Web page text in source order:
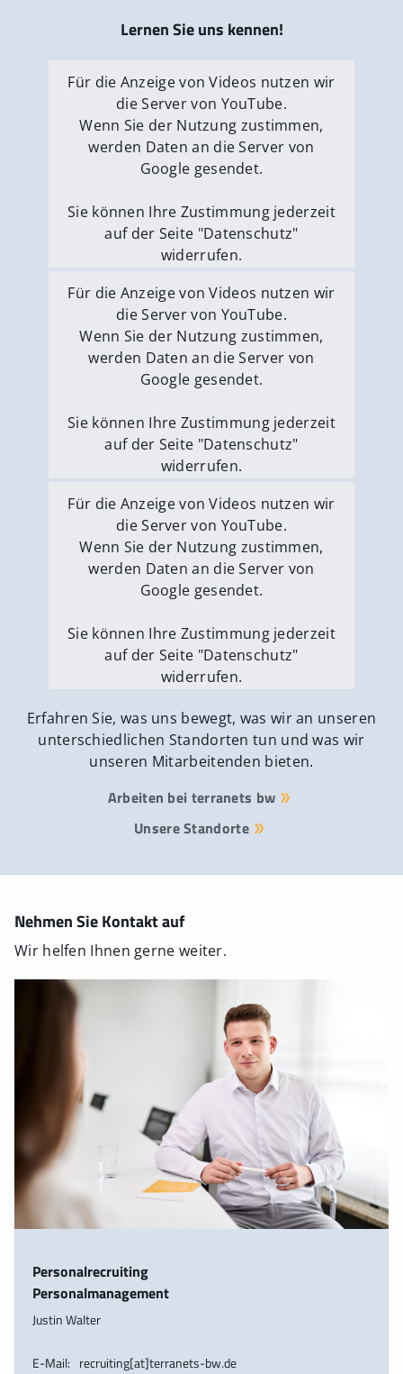
Lernen Sie uns kennen!
Für die Anzeige von Videos nutzen wir
die Server von YouTube.
Wenn Sie der Nutzung zustimmen,
werden Daten an die Server von
Google gesendet.
Sie können Ihre Zustimmung jederzeit
auf der Seite "Datenschutz"
widerrufen.
Externe Medien erlauben
Für die Anzeige von Videos nutzen wir
die Server von YouTube.
Wenn Sie der Nutzung zustimmen,
werden Daten an die Server von
Google gesendet.
Sie können Ihre Zustimmung jederzeit
auf der Seite "Datenschutz"
widerrufen.
Externe Medien erlauben
Für die Anzeige von Videos nutzen wir
die Server von YouTube.
Wenn Sie der Nutzung zustimmen,
werden Daten an die Server von
Google gesendet.
Sie können Ihre Zustimmung jederzeit
auf der Seite "Datenschutz"
widerrufen.
Externe Medien erlauben
Erfahren Sie, was uns bewegt, was wir an unseren
unterschiedlichen Standorten tun und was wir
unseren Mitarbeitenden bieten.
Arbeiten bei terranets bw
Unsere Standorte
Nehmen Sie Kontakt auf
Wir helfen Ihnen gerne weiter.
Personalrecruiting
Personalmanagement
Justin Walter
E-Mail: recruiting[at]terranets-bw.de